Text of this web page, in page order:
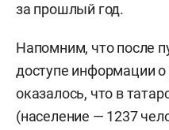
за прошлый год.
Напомним, что после
доступе информации
оказалось, что в
(население — 1237